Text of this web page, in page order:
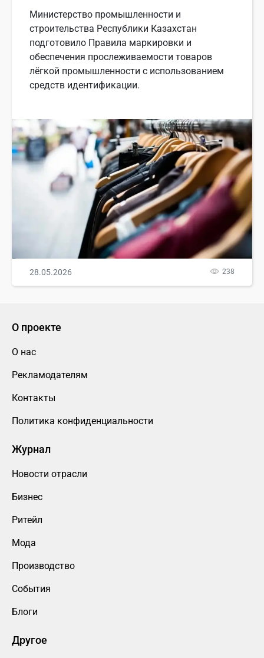
Министерство промышленности и
строительства Республики Казахстан
подготовило Правила маркировки и
обеспечения прослеживаемости товаров
лёгкой промышленности с использованием
средств идентификации.
28.05.2026 238
О проекте
О нас
Рекламодателям
Контакты
Политика конфиденциальности
Журнал
Новости отрасли
Бизнес
Ритейл
Мода
Производство
События
Блоги
Другое